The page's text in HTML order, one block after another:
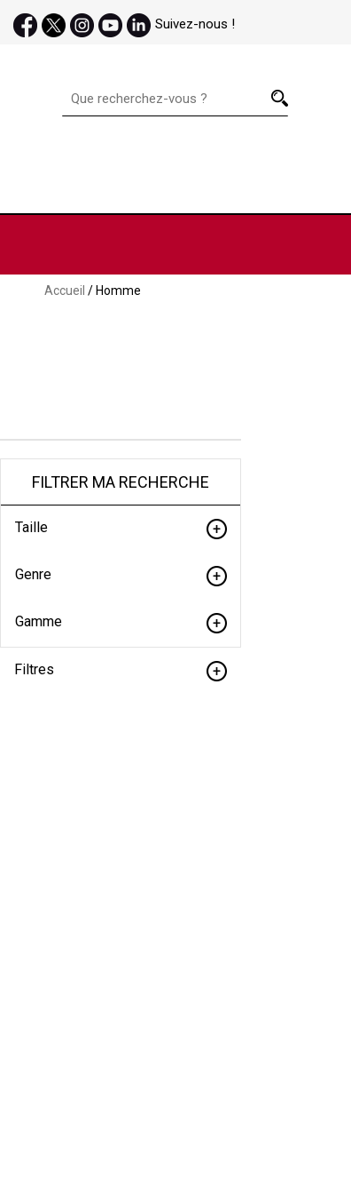
Suivez-nous !
Accueil / Homme
FILTRER MA RECHERCHE
Taille
Genre
Gamme
Filtres